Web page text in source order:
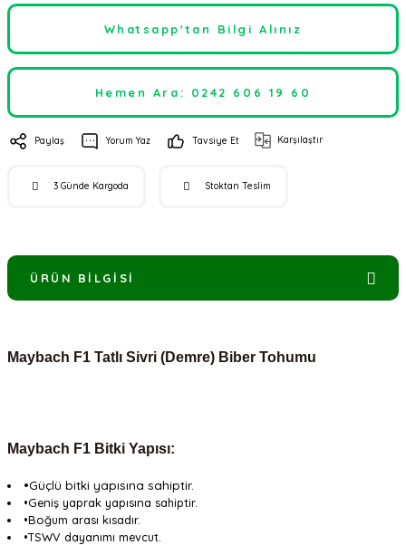
Whatsapp'tan Bilgi Alınız
Hemen Ara: 0242 606 19 60
Paylaş Yorum Yaz Tavsiye Et Karşılaştır
3 Günde Kargoda Stoktan Teslim
ÜRÜN BILGISI
Maybach F1 Tatlı Sivri (Demre) Biber Tohumu
Maybach F1 Bitki Yapısı:
•Güçlü bitki yapısına sahiptir.
•Geniş yaprak yapısına sahiptir.
•Boğum arası kısadır.
•TSWV dayanımı mevcut.